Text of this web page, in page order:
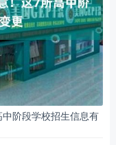
场(600280)触及涨停
为步步高。该
国绿色发展经验(2)
），2026年7月27日 7
源金融智库
阶段学校招生信息有